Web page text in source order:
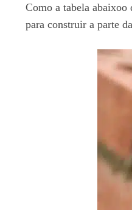
Como a tabela
para construir a parte